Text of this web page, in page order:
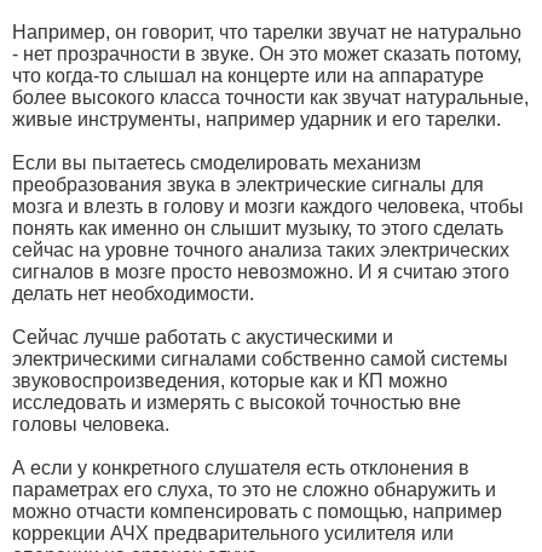
Например, он говорит, что тарелки звучат не натурально
- нет прозрачности в звуке. Он это может сказать потому,
что когда-то слышал на концерте или на аппаратуре
более высокого класса точности как звучат натуральные,
живые инструменты, например ударник и его тарелки.
Если вы пытаетесь смоделировать механизм
преобразования звука в электрические сигналы для
мозга и влезть в голову и мозги каждого человека, чтобы
понять как именно он слышит музыку, то этого сделать
сейчас на уровне точного анализа таких электрических
сигналов в мозге просто невозможно. И я считаю этого
делать нет необходимости.
Сейчас лучше работать с акустическими и
электрическими сигналами собственно самой системы
звуковоспроизведения, которые как и КП можно
исследовать и измерять с высокой точностью вне
головы человека.
А если у конкретного слушателя есть отклонения в
параметрах его слуха, то это не сложно обнаружить и
можно отчасти компенсировать с помощью, например
коррекции АЧХ предварительного усилителя или